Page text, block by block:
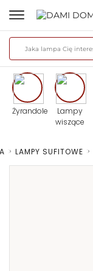
Żyrandole
Lampy
wiszące
> LAMPY SUFITOWE >